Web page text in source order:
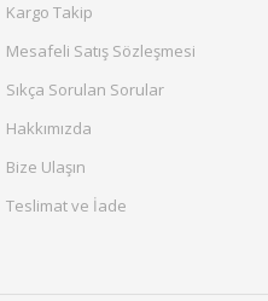
Kargo Takip
Mesafeli Satış Sözleşmesi
Sıkça Sorulan Sorular
Hakkımızda
Bize Ulaşın
Teslimat ve İade